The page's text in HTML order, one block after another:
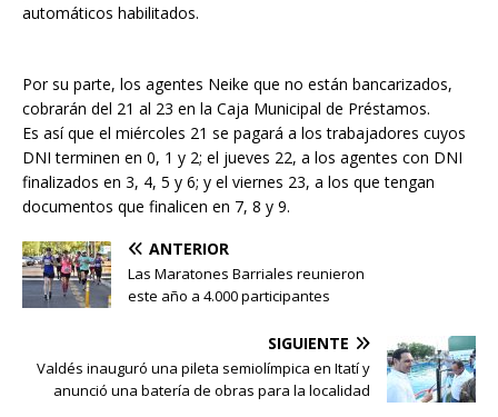
automáticos habilitados.
Por su parte, los agentes Neike que no están bancarizados,
cobrarán del 21 al 23 en la Caja Municipal de Préstamos.
Es así que el miércoles 21 se pagará a los trabajadores cuyos
DNI terminen en 0, 1 y 2; el jueves 22, a los agentes con DNI
finalizados en 3, 4, 5 y 6; y el viernes 23, a los que tengan
documentos que finalicen en 7, 8 y 9.
ANTERIOR
Las Maratones Barriales reunieron
este año a 4.000 participantes
SIGUIENTE
Valdés inauguró una pileta semiolímpica en Itatí y
anunció una batería de obras para la localidad